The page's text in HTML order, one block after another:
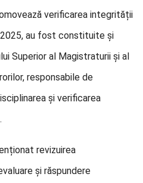
verificarea integrității
au fost constituite și
Superior al Magistraturii și al
responsabile de
și verificarea
revizuirea
și răspundere